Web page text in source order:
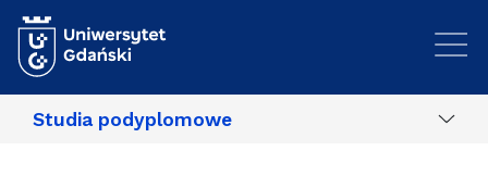
Studia podyplomowe